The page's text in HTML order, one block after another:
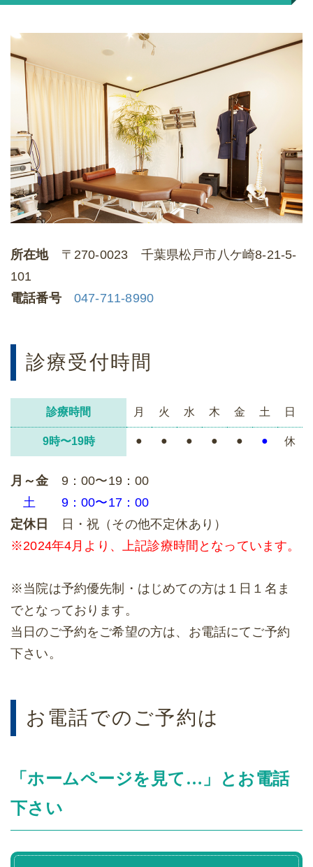
所在地 〒270-0023 千葉県松戸市八ケ崎8‐21‐5-
101
電話番号 047-711-8990
診療受付時間
診療時間 月 火 水 木 金 土 日
9時〜19時 ● ● ● ● ● ● 休
月～金 9：00〜19：00
土 9：00〜17：00
定休日
日・祝（その他不定休あり）
※2024年4月より、上記診療時間となっています。
※当院は予約優先制・はじめての方は１日１名ま
でとなっております。
当日のご予約をご希望の方は、お電話にてご予約
下さい。
お電話でのご予約は
「ホームページを見て…」とお電話
下さい